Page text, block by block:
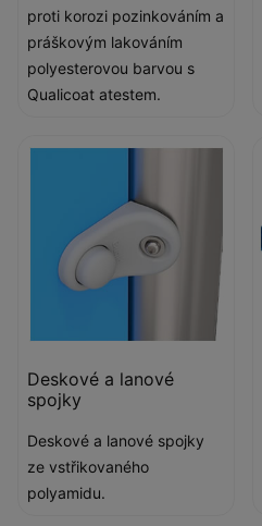
proti korozi pozinkováním a
práškovým lakováním
polyesterovou barvou s
Qualicoat atestem.
Deskové a lanové
spojky
Deskové a lanové spojky
ze vstřikovaného
polyamidu.